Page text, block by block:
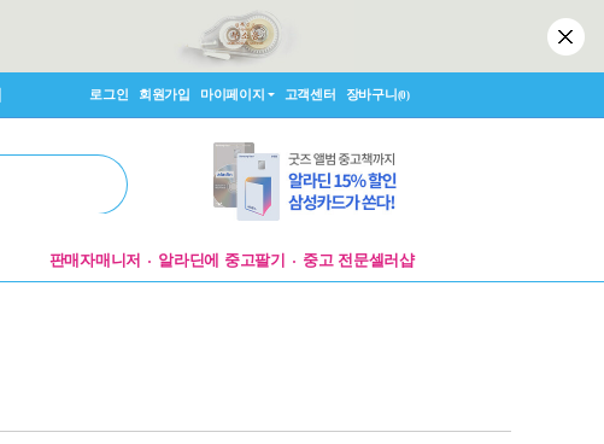
로그인 회원가입 마이페이지 고객센터 장바구니(0)
판매자매니저 알라딘에 중고팔기 중고 전문셀러샵